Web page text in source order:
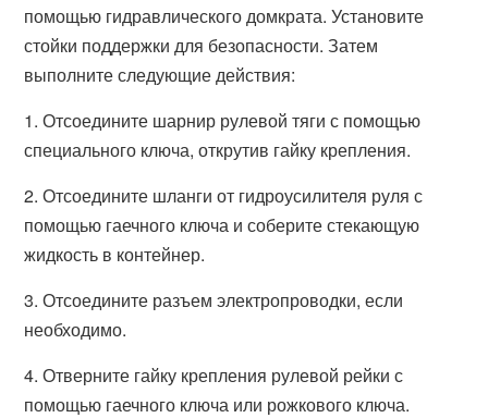
помощью гидравлического домкрата. Установите
стойки поддержки для безопасности. Затем
выполните следующие действия:
1. Отсоедините шарнир рулевой тяги с помощью
специального ключа, открутив гайку крепления.
2. Отсоедините шланги от гидроусилителя руля с
помощью гаечного ключа и соберите стекающую
жидкость в контейнер.
3. Отсоедините разъем электропроводки, если
необходимо.
4. Отверните гайку крепления рулевой рейки с
помощью гаечного ключа или рожкового ключа.